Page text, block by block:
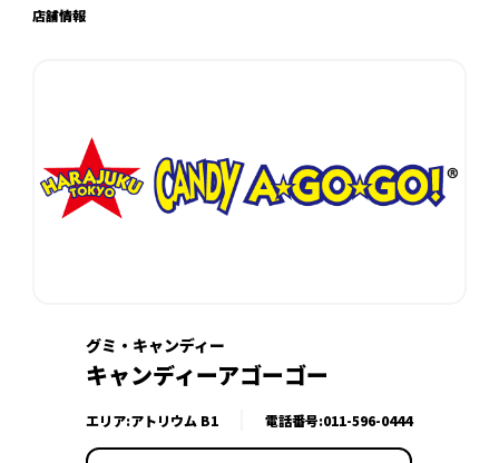
店舗情報
グミ・キャンディー
キャンディーアゴーゴー
エリア:アトリウム B1 電話番号:011-596-0444